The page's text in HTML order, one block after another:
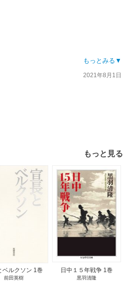
もっとみる▼
2021年8月1日
もっと見る
ベルクソン 1巻
前田英樹
日中１５年戦争 1巻
黒羽清隆
e
t